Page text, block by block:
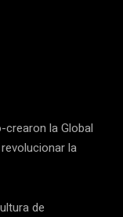
crearon la Global
la
de